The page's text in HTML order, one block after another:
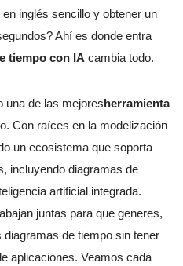
inglés sencillo y obtener un
Ahí es donde entra
tiempo con IA cambia todo.
una de las mejoresherramienta
Con raíces en la modelización
un ecosistema que soporta
incluyendo diagramas de
artificial integrada.
juntas para que generes,
de tiempo sin tener
aplicaciones. Veamos cada